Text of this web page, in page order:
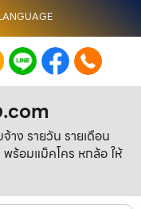
าง รายวัน รายเดือน
ร้อมแม็คโคร หกล้อ ให้